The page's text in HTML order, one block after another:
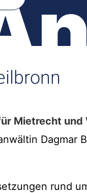
Mietrecht und
Dagmar
rund